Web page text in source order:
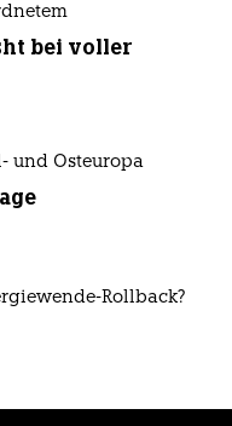
bei voller
und Osteuropa
Rollback?